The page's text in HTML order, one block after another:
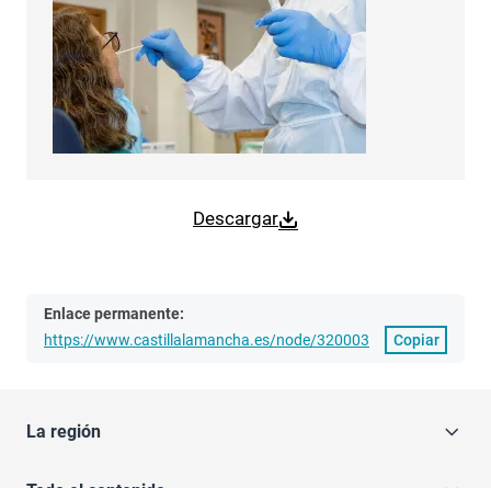
Descargar
Enlace permanente:
https://www.castillalamancha.es/node/320003
Copiar
La región